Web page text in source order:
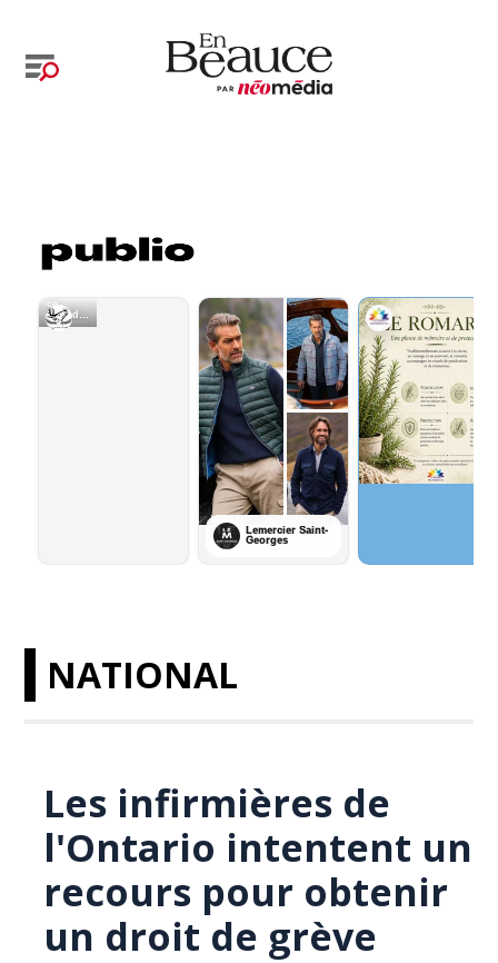
NATIONAL
Les infirmières de
l'Ontario intentent un
recours pour obtenir
un droit de grève